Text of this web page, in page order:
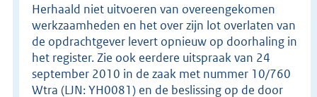
Herhaald niet uitvoeren van overeengekomen
werkzaamheden en het over zijn lot overlaten van
de opdrachtgever levert opnieuw op doorhaling in
het register. Zie ook eerdere uitspraak van 24
september 2010 in de zaak met nummer 10/760
Wtra (LJN: YH0081) en de beslissing op de door